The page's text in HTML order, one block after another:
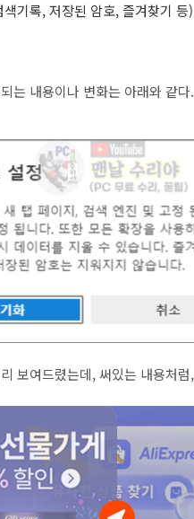
기록, 저장된 암호, 즐겨찾기 등)
는 내용이나 변화는 아래와 같다.
보여드렸는데, 써있는 내용처럼,